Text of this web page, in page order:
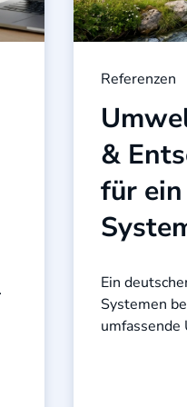
Referenzen
&
für
Ein
Systemen